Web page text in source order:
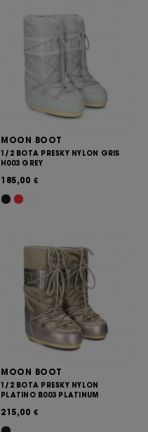
MOON BOOT
1/2 BOTA PRESKY NYLON GRIS
H003 GREY
185,00 €
MOON BOOT
1/2 BOTA PRESKY NYLON
PLATINO B003 PLATINUM
215,00 €